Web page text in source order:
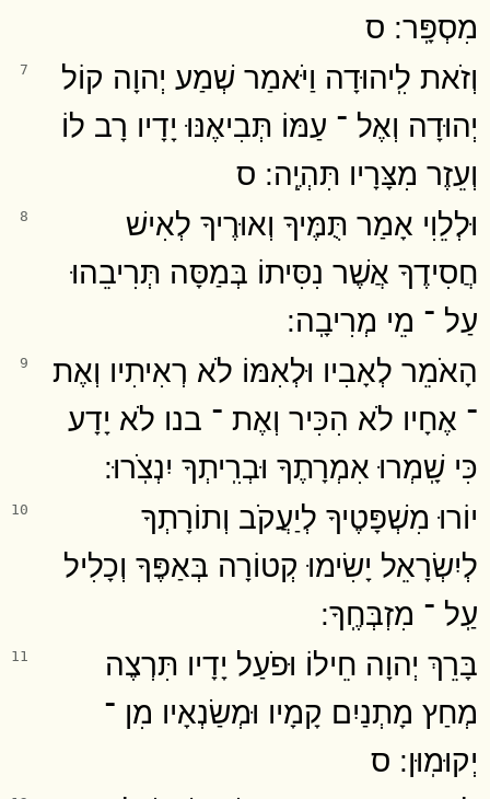
מִסְפָּֽר ׃ ס
7
וְזֹאת לִֽיהוּדָה וַיֹּאמַר שְׁמַע יְהוָה קוֹל
יְהוּדָה וְאֶל ־ עַמּוֹ תְּבִיאֶנּוּ יָדָיו רָב לוֹ
וְעֵזֶר מִצָּרָיו תִּהְיֶֽה ׃ ס
8
וּלְלֵוִי אָמַר תֻּמֶּיךָ וְאוּרֶיךָ לְאִישׁ
חֲסִידֶךָ אֲשֶׁר נִסִּיתוֹ בְּמַסָּה תְּרִיבֵהוּ
עַל ־ מֵי מְרִיבָֽה ׃
9
הָאֹמֵר לְאָבִיו וּלְאִמּוֹ לֹא רְאִיתִיו וְאֶת
־ אֶחָיו לֹא הִכִּיר וְאֶת ־ בנו לֹא יָדָע
כִּי שָֽׁמְרוּ אִמְרָתֶךָ וּבְרִֽיתְךָ יִנְצֹֽרוּ ׃
10
יוֹרוּ מִשְׁפָּטֶיךָ לְיַעֲקֹב וְתוֹרָתְךָ
לְיִשְׂרָאֵל יָשִׂימוּ קְטוֹרָה בְּאַפֶּךָ וְכָלִיל
עַֽל ־ מִזְבְּחֶֽךָ ׃
11
בָּרֵךְ יְהוָה חֵילוֹ וּפֹעַל יָדָיו תִּרְצֶה
מְחַץ מָתְנַיִם קָמָיו וּמְשַׂנְאָיו מִן ־
יְקוּמֽוּן ׃ ס